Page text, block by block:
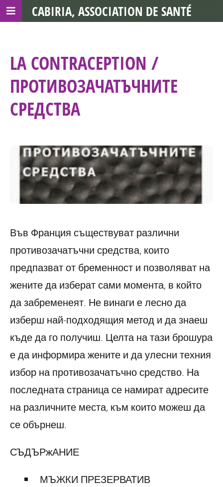
LA CONTRACEPTION /
ПРОТИВОЗАЧАТЪЧНИТЕ
СРЕДСТВА
Във Франция съществуват различни
противозачатъчни средства, които
предпазват от бременност и позволяват на
жените да изберат сами момента, в който
да забременеят. Не винаги е лесно да
изберш най-подходящия метод и дазнаеш
къде да го получиш. Целта на тази брошура
е да информира жените и даулесни техния
избор на противозачатъчно средство. На
последната страница се намират адресите
наразличните места, към които можеш да
се обърнеш.
СЪДЪРжАНИЕ
МЪЖКИ ПРЕЗЕРВАТИВ
CABIRIA, ASSOCIATION DE SANTÉ